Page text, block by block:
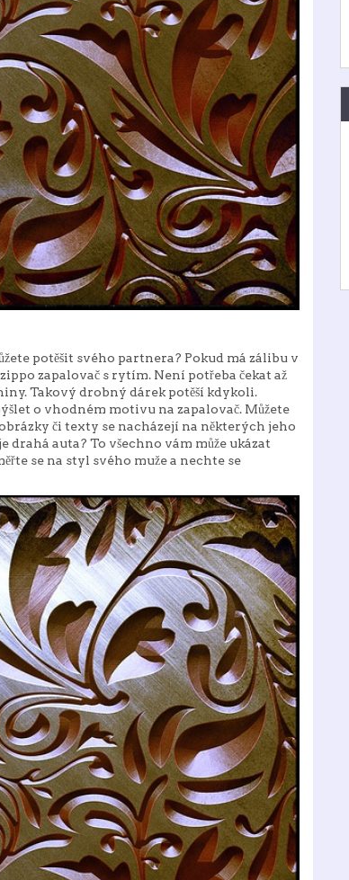
potěšit svého partnera? Pokud má zálibu v
zippo zapalovač s rytím. Není potřeba čekat až
Takový drobný dárek potěší kdykoli.
o vhodném motivu na zapalovač. Můžete
či texty se nacházejí na některých jeho
auta? To všechno vám může ukázat
se na styl svého muže a nechte se